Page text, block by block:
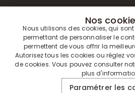
© 2019 - 2026Drawelry .
Nos
Nous utilisons des cookies, qui
permettant de personnaliser le
permettent de vous offrir la
Autorisez tous les cookies ou réglez
de cookies. Vous pouvez consulter
plus
Paramétrer les